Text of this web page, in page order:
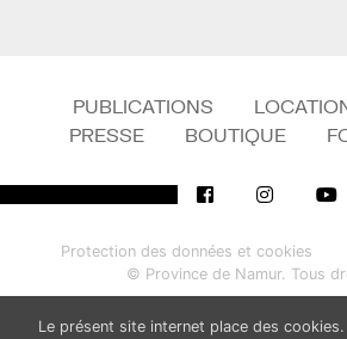
PUBLICATIONS
PRESSE
BOUTIQUE
Protection des données et cookies
© Province de Namur. Tous
Le présent site internet place des